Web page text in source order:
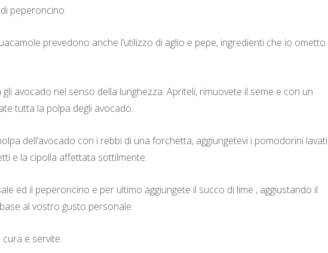
peperoncino
prevedono anche l’utilizzo di aglio e pepe, ingredienti che io ometto.
gli avocado nel senso della lunghezza. Apriteli, rimuovete il seme e con un
tutta la polpa degli avocado.
dell’avocado con i rebbi di una forchetta, aggiungetevi i pomodorini lavati
e la cipolla affettata sottilmente.
ed il peperoncino e per ultimo aggiungete il succo di lime , aggiustando il
al vostro gusto personale.
e servite.